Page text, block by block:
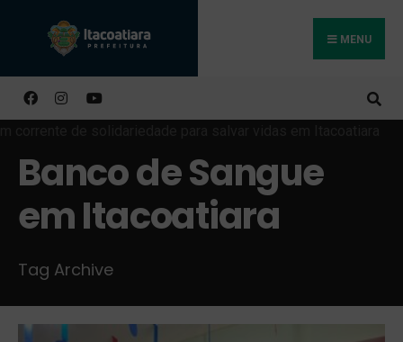
MENU
Banco de Sangue
em Itacoatiara
Tag Archive
Buscar